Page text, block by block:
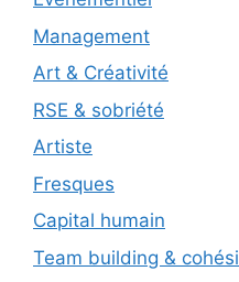
Management
Art & Créativité
RSE & sobriété
Artiste
Fresques
Capital humain
Team building &